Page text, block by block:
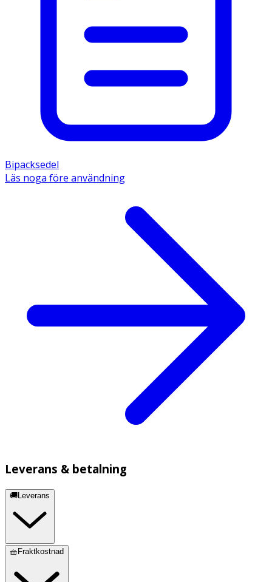
Bipacksedel
Läs noga före användning
Leverans & betalning
🚚Leverans
🧺Fraktkostnad